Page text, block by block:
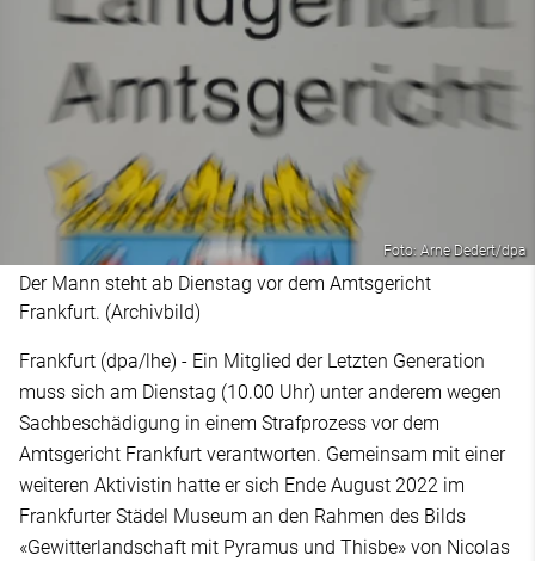
Foto: Arne Dedert/dpa
Der Mann steht ab Dienstag vor dem Amtsgericht
Frankfurt. (Archivbild)
Frankfurt (dpa/lhe) - Ein Mitglied der Letzten Generation
muss sich am Dienstag (10.00 Uhr) unter anderem wegen
Sachbeschädigung in einem Strafprozess vor dem
Amtsgericht Frankfurt verantworten. Gemeinsam mit einer
weiteren Aktivistin hatte er sich Ende August 2022 im
Frankfurter Städel Museum an den Rahmen des Bilds
«Gewitterlandschaft mit Pyramus und Thisbe» von Nicolas